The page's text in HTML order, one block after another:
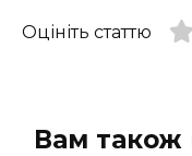
Оцініть статтю
Вам також